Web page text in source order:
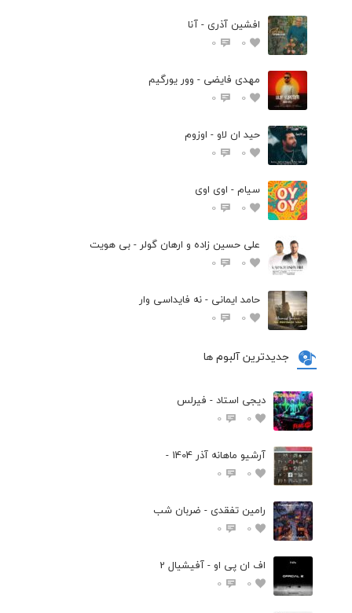
افشین آذری - آنا
0
0
مهدی فایضی - وور یورگیم
0
0
حید ان لاو - اوزوم
0
0
سیام - اوی اوی
0
0
علی حسین زاده و ارهان گولر - بی هویت
0
0
حامد ایمانی - نه فایداسی وار
0
0
جدیدترین آلبوم ها
دیجی استاد - فیرلس
0
0
آرشیو ماهانه آذر 1404 -
0
0
رامین تفقدی - ضربان شب
0
0
اف ان پی او - آفیشیال 2
0
0